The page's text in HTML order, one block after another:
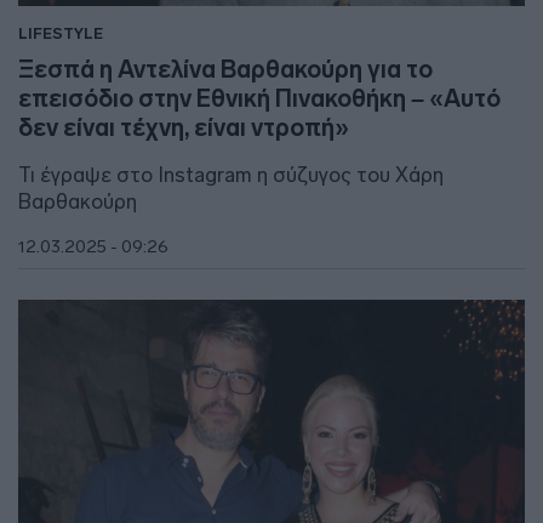
LIFESTYLE
Ξεσπά η Αντελίνα Βαρθακούρη για το
επεισόδιο στην Εθνική Πινακοθήκη – «Αυτό
δεν είναι τέχνη, είναι ντροπή»
Τι έγραψε στο Instagram η σύζυγος του Χάρη
Βαρθακούρη
12.03.2025 - 09:26